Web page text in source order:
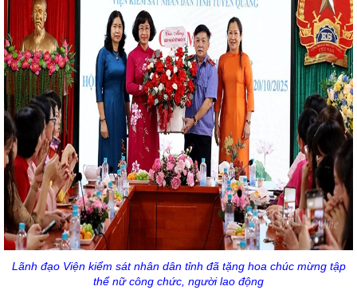
Lãnh đạo Viện kiểm sát nhân dân tỉnh đã tặng hoa chúc mừng tập
thể nữ công chức, người lao động